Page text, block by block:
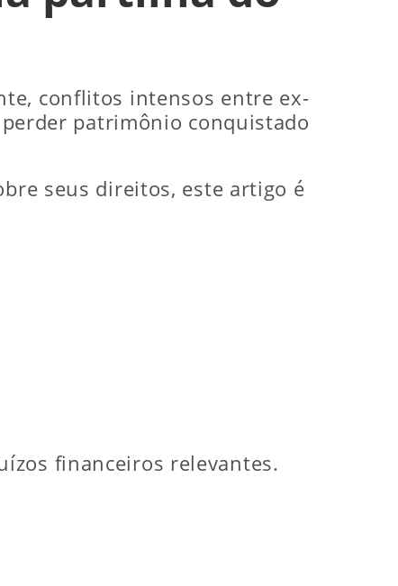
conflitos intensos entre ex-
patrimônio conquistado
seus direitos, este artigo é
financeiros relevantes.